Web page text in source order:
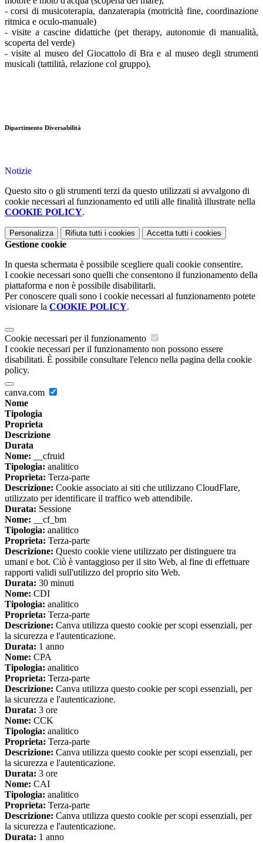
- corsi di musicoterapia, danzaterapia (motricità fine, coordinazione
ritmica e oculo-manuale)
- visite a cascine didattiche (pet therapy, autonomie di manualità,
scoperta del verde)
- visite al museo del Giocattolo di Bra e al museo degli strumenti
musicali (tattilità, relazione col gruppo).
Dipartimento Diversabilità
Notizie
Questo sito o gli strumenti terzi da questo utilizzati si avvalgono di
cookie necessari al funzionamento ed utili alle finalità illustrate nella
COOKIE POLICY.
Personalizza Rifiuta tutti i cookies Accetta tutti i cookies
Gestione cookie
In questa schermata è possibile scegliere quali cookie consentire.
I cookie necessari sono quelli che consentono il funzionamento della
piattaforma e non è possibile disabilitarli.
Per conoscere quali sono i cookie necessari al funzionamento potete
visionare la COOKIE POLICY.
Cookie necessari per il funzionamento
I cookie necessari per il funzionamento non possono essere
disabilitati. È possibile consultare l'elenco nella pagina della cookie
policy.
canva.com
Nome
Tipologia
Proprieta
Descrizione
Durata
Nome: __cfruid
Tipologia: analitico
Proprieta: Terza-parte
Descrizione: Cookie associato ai siti che utilizzano CloudFlare,
utilizzato per identificare il traffico web attendibile.
Durata: Sessione
Nome: __cf_bm
Tipologia: analitico
Proprieta: Terza-parte
Descrizione: Questo cookie viene utilizzato per distinguere tra
umani e bot. Ciò è vantaggioso per il sito Web, al fine di effettuare
rapporti validi sull'utilizzo del proprio sito Web.
Durata: 30 minuti
Nome: CDI
Tipologia: analitico
Proprieta: Terza-parte
Descrizione: Canva utilizza questo cookie per scopi essenziali, per
la sicurezza e l'autenticazione.
Durata: 1 anno
Nome: CPA
Tipologia: analitico
Proprieta: Terza-parte
Descrizione: Canva utilizza questo cookie per scopi essenziali, per
la sicurezza e l'autenticazione.
Durata: 3 ore
Nome: CCK
Tipologia: analitico
Proprieta: Terza-parte
Descrizione: Canva utilizza questo cookie per scopi essenziali, per
la sicurezza e l'autenticazione.
Durata: 3 ore
Nome: CAI
Tipologia: analitico
Proprieta: Terza-parte
Descrizione: Canva utilizza questo cookie per scopi essenziali, per
la sicurezza e l'autenticazione.
Durata: 1 anno